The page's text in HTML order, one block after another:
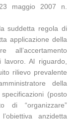
maggio 2007 n.
suddetta regola di
applicazione della
lavoro. Al riguardo,
rilievo prevalente
della
(posto
“organizzare”
anzidetta